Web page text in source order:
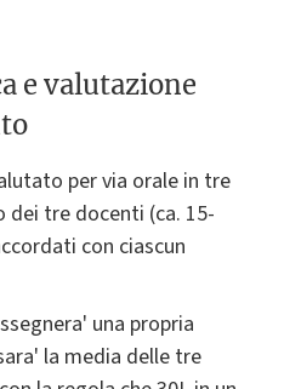
e valutazione
per via orale in tre
dei tre docenti (ca. 15-
con ciascun
una propria
la media delle tre